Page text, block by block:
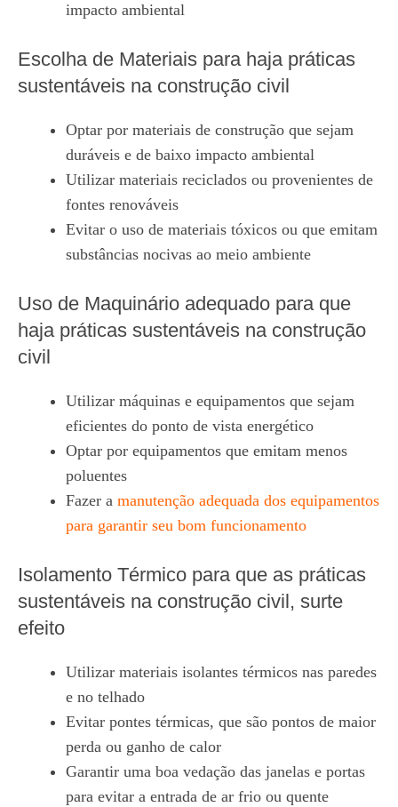
impacto ambiental
Escolha de Materiais para haja práticas
sustentáveis na construção civil
Optar por materiais de construção que sejam
duráveis e de baixo impacto ambiental
Utilizar materiais reciclados ou provenientes de
fontes renováveis
Evitar o uso de materiais tóxicos ou que emitam
substâncias nocivas ao meio ambiente
Uso de Maquinário adequado para que
haja práticas sustentáveis na construção
civil
Utilizar máquinas e equipamentos que sejam
eficientes do ponto de vista energético
Optar por equipamentos que emitam menos
poluentes
Fazer a manutenção adequada dos equipamentos
para garantir seu bom funcionamento
Isolamento Térmico para que as práticas
sustentáveis na construção civil, surte
efeito
Utilizar materiais isolantes térmicos nas paredes
e no telhado
Evitar pontes térmicas, que são pontos de maior
perda ou ganho de calor
Garantir uma boa vedação das janelas e portas
para evitar a entrada de ar frio ou quente